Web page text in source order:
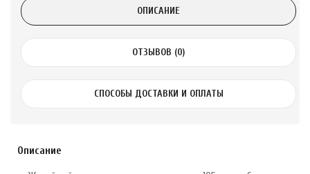
ОПИСАНИЕ
ОТЗЫВОВ (0)
СПОСОБЫ ДОСТАВКИ И ОПЛАТЫ
Описание